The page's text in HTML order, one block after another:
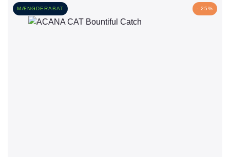
- 25%
MÆNGDERABAT